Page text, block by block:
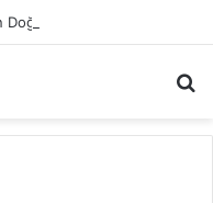
Adres Neresi?